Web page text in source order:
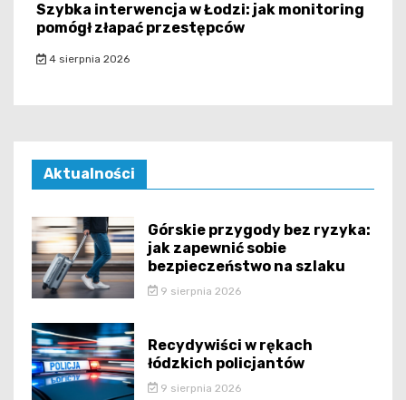
Szybka interwencja w Łodzi: jak monitoring
pomógł złapać przestępców
4 sierpnia 2026
Aktualności
Górskie przygody bez ryzyka:
jak zapewnić sobie
bezpieczeństwo na szlaku
9 sierpnia 2026
Recydywiści w rękach
łódzkich policjantów
9 sierpnia 2026